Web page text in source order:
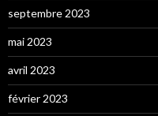
septembre 2023
mai 2023
avril 2023
février 2023